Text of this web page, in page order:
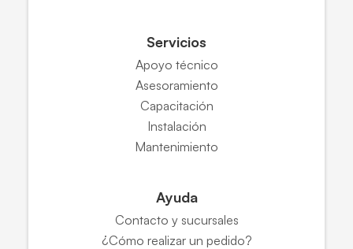
Servicios
Apoyo técnico
Asesoramiento
Capacitación
Instalación
Mantenimiento
Ayuda
Contacto y sucursales
¿Cómo realizar un pedido?